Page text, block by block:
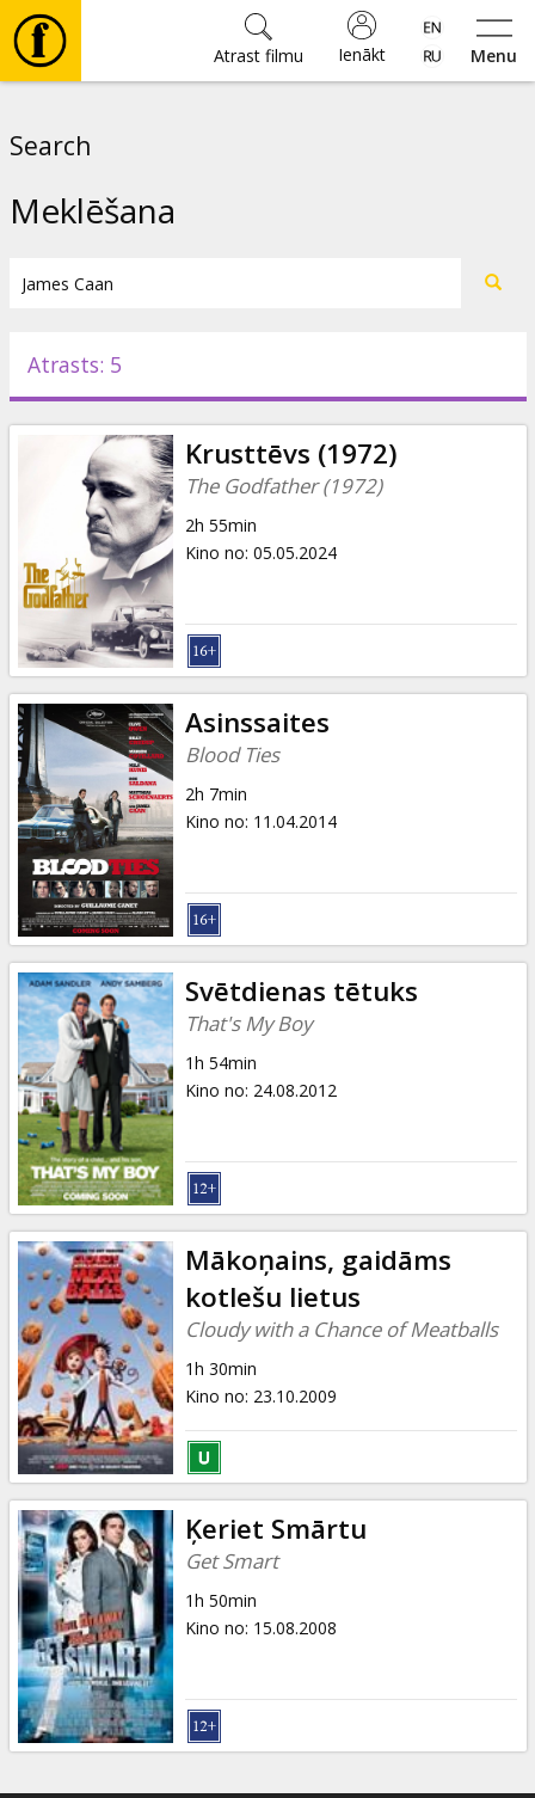
Menu
Ienākt
Atrast filmu
Pasākumi
Ziņas
Dāvanu
kartes
Uzkodas
B2B
Kino
Klubs
Search
Meklēšana
Atrasts: 5
Krusttēvs (1972)
The Godfather (1972)
2h 55min
Kino no: 05.05.2024
Asinssaites
Blood Ties
2h 7min
Kino no: 11.04.2014
Svētdienas tētuks
That's My Boy
1h 54min
Kino no: 24.08.2012
Mākoņains, gaidāms
kotlešu lietus
Cloudy with a Chance of Meatballs
1h 30min
Kino no: 23.10.2009
Ķeriet Smārtu
Get Smart
1h 50min
Kino no: 15.08.2008